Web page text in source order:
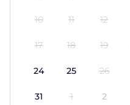
10 11 12
17 18 19
24 25 26
31 1 2